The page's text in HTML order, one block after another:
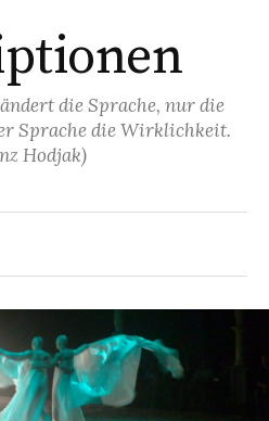
die Sprache, nur die
Sprache die Wirklichkeit.
Hodjak)